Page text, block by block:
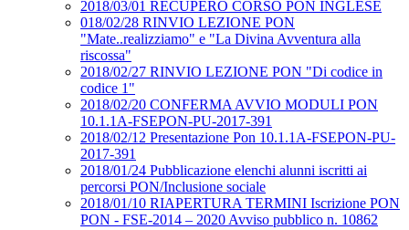
2018/03/01 RECUPERO CORSO PON INGLESE
018/02/28 RINVIO LEZIONE PON
"Mate..realizziamo" e "La Divina Avventura alla
riscossa"
2018/02/27 RINVIO LEZIONE PON "Di codice in
codice 1"
2018/02/20 CONFERMA AVVIO MODULI PON
10.1.1A-FSEPON-PU-2017-391
2018/02/12 Presentazione Pon 10.1.1A-FSEPON-PU-
2017-391
2018/01/24 Pubblicazione elenchi alunni iscritti ai
percorsi PON/Inclusione sociale
2018/01/10 RIAPERTURA TERMINI Iscrizione PON
PON - FSE-2014 – 2020 Avviso pubblico n. 10862